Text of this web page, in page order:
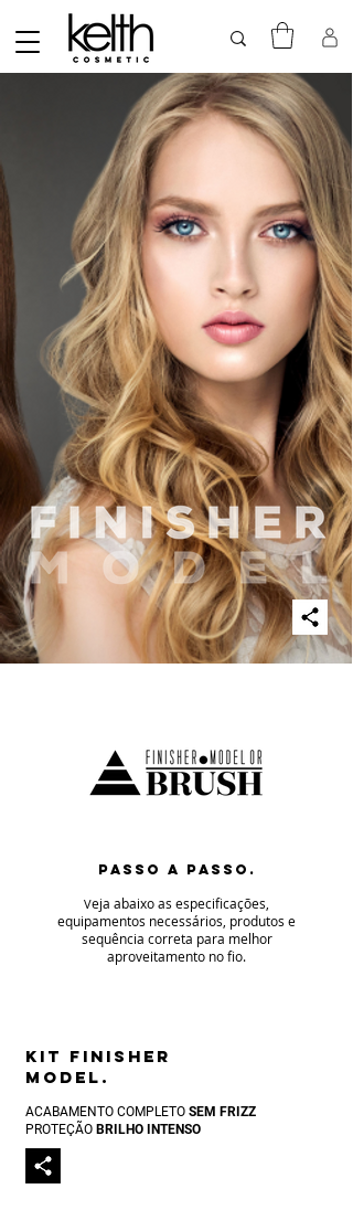
PASSO A PASSO.
Veja abaixo as especificações,
equipamentos necessários, produtos e
sequência correta para melhor
aproveitamento no fio.
Kit finisher
model .
ACABAMENTO COMPLETO SEM FRIZZ
PROTEÇÃO BRILHO INTENSO